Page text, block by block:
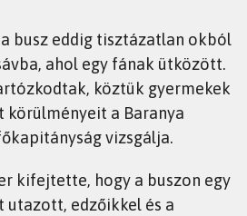
busz eddig tisztázatlan okból
ahol egy fának ütközött.
köztük gyermekek
körülményeit a Baranya
vizsgálja.
kifejtette, hogy a buszon egy
edzőikkel és a